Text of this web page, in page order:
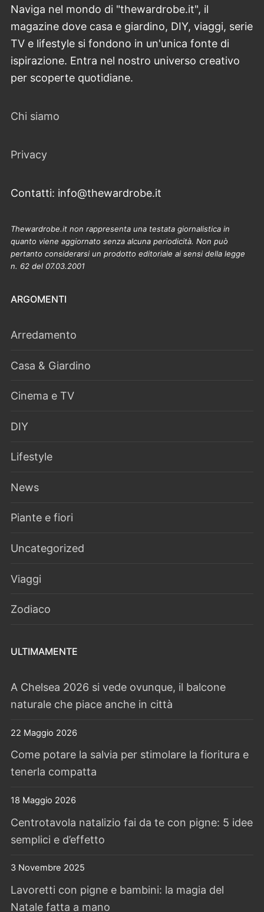
Naviga nel mondo di "thewardrobe.it", il
magazine dove casa e giardino, DIY, viaggi, serie
TV e lifestyle si fondono in un'unica fonte di
ispirazione. Entra nel nostro universo creativo
per scoperte quotidiane.
Chi siamo
Privacy
Contatti: info@thewardrobe.it
Thewardrobe.it non rappresenta una testata giornalistica in
quanto viene aggiornato senza alcuna periodicità. Non può
pertanto considerarsi un prodotto editoriale ai sensi della legge
n. 62 del 07.03.2001
ARGOMENTI
Arredamento
Casa & Giardino
Cinema e TV
DIY
Lifestyle
News
Piante e fiori
Uncategorized
Viaggi
Zodiaco
ULTIMAMENTE
A Chelsea 2026 si vede ovunque, il balcone
naturale che piace anche in città
22 Maggio 2026
Come potare la salvia per stimolare la fioritura e
tenerla compatta
18 Maggio 2026
Centrotavola natalizio fai da te con pigne: 5 idee
semplici e d’effetto
3 Novembre 2025
Lavoretti con pigne e bambini: la magia del
Natale fatta a mano